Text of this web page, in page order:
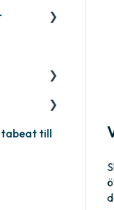
till